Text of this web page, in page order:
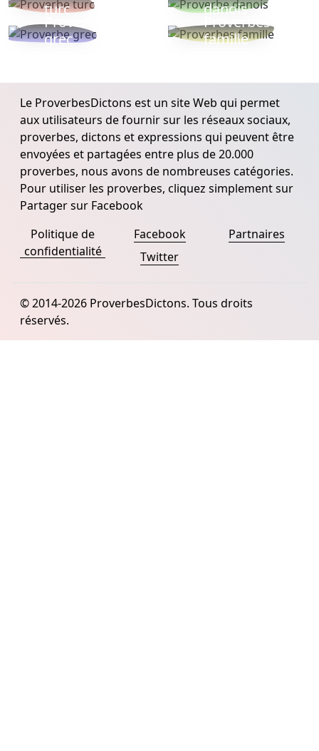
turc
danois
Proverbe
grec
Proverbes
famille
Le ProverbesDictons est un site Web qui permet
aux utilisateurs de fournir sur les réseaux sociaux,
proverbes, dictons et expressions qui peuvent être
envoyées et partagées entre plus de 20.000
proverbes, nous avons de nombreuses catégories.
Pour utiliser les proverbes, cliquez simplement sur
Partager sur Facebook
Politique de
confidentialité
Facebook
Twitter
Partnaires
© 2014-2026 ProverbesDictons. Tous droits
réservés.